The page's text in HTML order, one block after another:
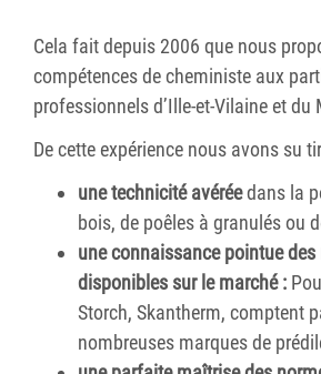
Cela fait depuis 2006 que nous
compétences de cheministe aux
professionnels d’Ille-et-Vilaine et du
De cette expérience nous avons su
une technicité avéréedans la
bois, de poêles à granulés ou
une connaissance pointue des
disponibles sur le marché :
Storch, Skantherm, comptent
nombreuses marques de